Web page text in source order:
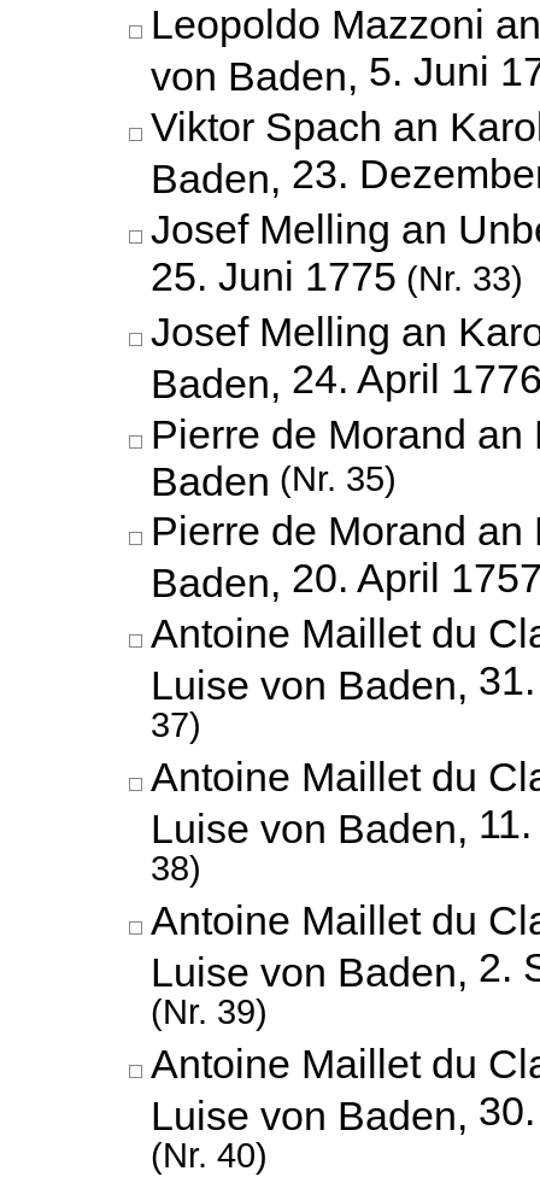
Leopoldo Mazzoni
von Baden, 5. Juni
Viktor Spach an
Baden, 23.
Josef Melling an
25. Juni 1775 (Nr. 33)
Josef Melling an
Baden, 24. April
Pierre de Morand
Baden (Nr. 35)
Pierre de Morand
Baden, 20. April
Antoine Maillet du
Luise von Baden,
37)
Antoine Maillet du
Luise von Baden,
38)
Antoine Maillet du
Luise von Baden, 2.
(Nr. 39)
Antoine Maillet du
Luise von Baden,
(Nr. 40)